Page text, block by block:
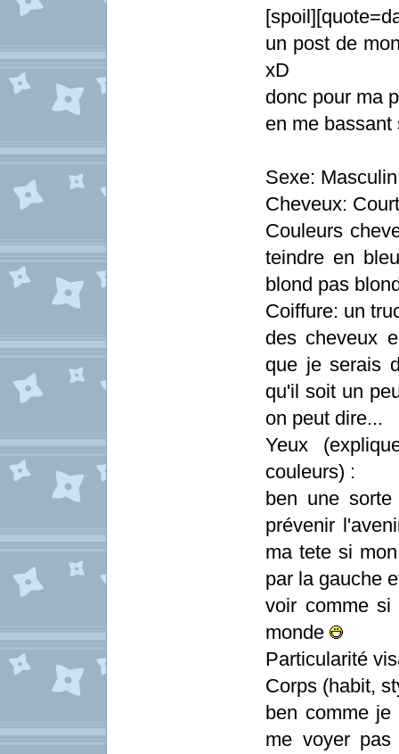
un post de
xD
donc pour ma
en me
Sexe:
Cheveux: Court
Couleurs
teindre en
blond pas
Coiffure: un
des cheveux
que je serais
qu'il soit un
on peut dire...
Yeux
couleurs) :
ben une
prévenir
ma tete si
par la gauche
voir comme si
monde
Particularité
Corps (habit,
ben comme
me voyer